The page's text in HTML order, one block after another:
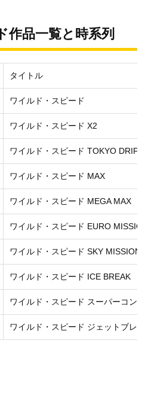
作品一覧と時系列
タイトル
ワイルド・スピード
ワイルド・スピード X2
ワイルド・スピード TOKYO DRIFT
ワイルド・スピード MAX
ワイルド・スピード MEGA MAX
ワイルド・スピード EURO
ワイルド・スピード SKY MISSION
ワイルド・スピード ICE BREAK
ワイルド・スピード スーパーコンボ
ワイルド・スピード ジェットブレ